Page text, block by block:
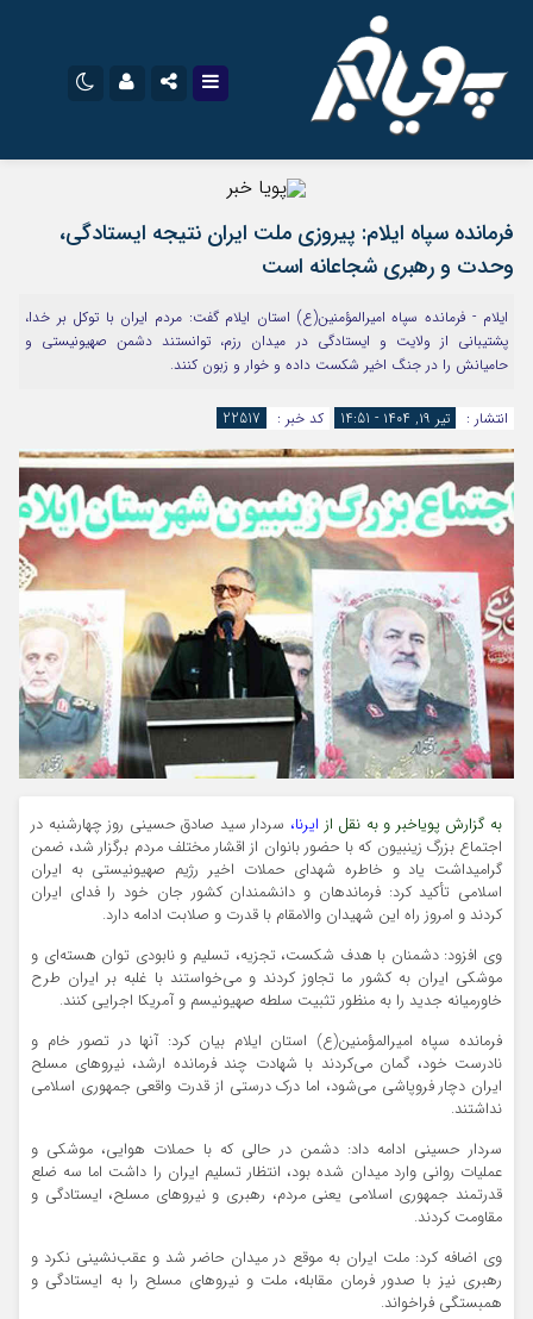
سروش
ایتا
آپارات
رمز عبور
مرا به خاطر بسپار
فرمانده سپاه ایلام: پیروزی ملت ایران نتیجه ایستادگی،
وحدت و رهبری شجاعانه است
ایلام - فرمانده سپاه امیرالمؤمنین(ع) استان ایلام گفت: مردم ایران با توکل بر خدا،
پشتیبانی از ولایت و ایستادگی در میدان رزم، توانستند دشمن صهیونیستی و
حامیانش را در جنگ اخیر شکست داده و خوار و زبون کنند.
انتشار : تیر ۱۹, ۱۴۰۴ - 14:51 کد خبر : 22517
به گزارش پویاخبر و به نقل از ایرنا، سردار سید صادق حسینی روز چهارشنبه در
اجتماع بزرگ زینبیون که با حضور بانوان از اقشار مختلف مردم برگزار شد، ضمن
گرامیداشت یاد و خاطره شهدای حملات اخیر رژیم صهیونیستی به ایران
اسلامی تأکید کرد: فرماندهان و دانشمندان کشور جان خود را فدای ایران
کردند و امروز راه این شهیدان والامقام با قدرت و صلابت ادامه دارد.
وی افزود: دشمنان با هدف شکست، تجزیه، تسلیم و نابودی توان هسته‌ای و
موشکی ایران به کشور ما تجاوز کردند و می‌خواستند با غلبه بر ایران طرح
خاورمیانه جدید را به منظور تثبیت سلطه صهیونیسم و آمریکا اجرایی کنند.
فرمانده سپاه امیرالمؤمنین(ع) استان ایلام بیان کرد: آنها در تصور خام و
نادرست خود، گمان می‌کردند با شهادت چند فرمانده ارشد، نیروهای مسلح
ایران دچار فروپاشی می‌شود، اما درک درستی از قدرت واقعی جمهوری اسلامی
نداشتند.
سردار حسینی ادامه داد: دشمن در حالی که با حملات هوایی، موشکی و
عملیات روانی وارد میدان شده بود، انتظار تسلیم ایران را داشت اما سه ضلع
قدرتمند جمهوری اسلامی یعنی مردم، رهبری و نیروهای مسلح، ایستادگی و
مقاومت کردند.
وی اضافه کرد: ملت ایران به موقع در میدان حاضر شد و عقب‌نشینی نکرد و
رهبری نیز با صدور فرمان مقابله، ملت و نیروهای مسلح را به ایستادگی و
همبستگی فراخواند.